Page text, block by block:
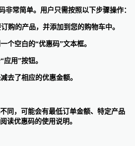
非常简单。用户只需按照以下步骤操作：
购的产品，并添加到您的购物车中。
个空白的“优惠码”文本框。
用”按钮。
去了相应的优惠金额。
同，可能会有最低订单金额、特定产品
读优惠码的使用说明。